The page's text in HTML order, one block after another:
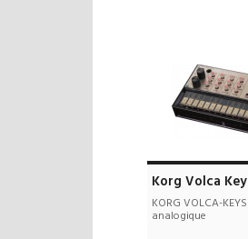
Korg Volca
KORG VOLCA-
analogique